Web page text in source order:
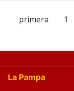
primera 1
La Pampa